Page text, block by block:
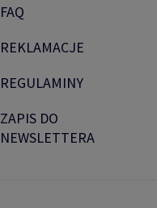
FAQ
REKLAMACJE
REGULAMINY
ZAPIS DO
NEWSLETTERA